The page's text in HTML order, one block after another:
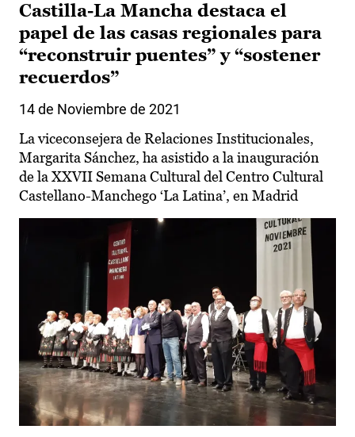
Castilla-La Mancha destaca el
papel de las casas regionales para
“reconstruir puentes” y “sostener
recuerdos”
14 de Noviembre de 2021
La viceconsejera de Relaciones Institucionales,
Margarita Sánchez, ha asistido a la inauguración
de la XXVII Semana Cultural del Centro Cultural
Castellano-Manchego ‘La Latina’, en Madrid